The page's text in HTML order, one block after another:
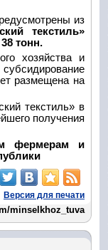
из
текстиль»
тонн.
хозяйства и
размещена на
текстиль» в
получения
фермерам и
Версия для печати
minselkhoz_tuva